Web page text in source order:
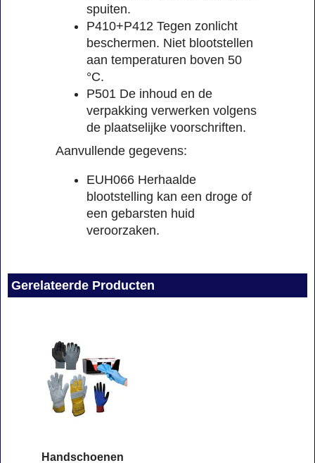
spuiten.
P410+P412 Tegen zonlicht
beschermen. Niet blootstellen
aan temperaturen boven 50
°C.
P501 De inhoud en de
verpakking verwerken volgens
de plaatselijke voorschriften.
Aanvullende gegevens:
EUH066 Herhaalde
blootstelling kan een droge of
een gebarsten huid
veroorzaken.
Gerelateerde Producten
Handschoenen